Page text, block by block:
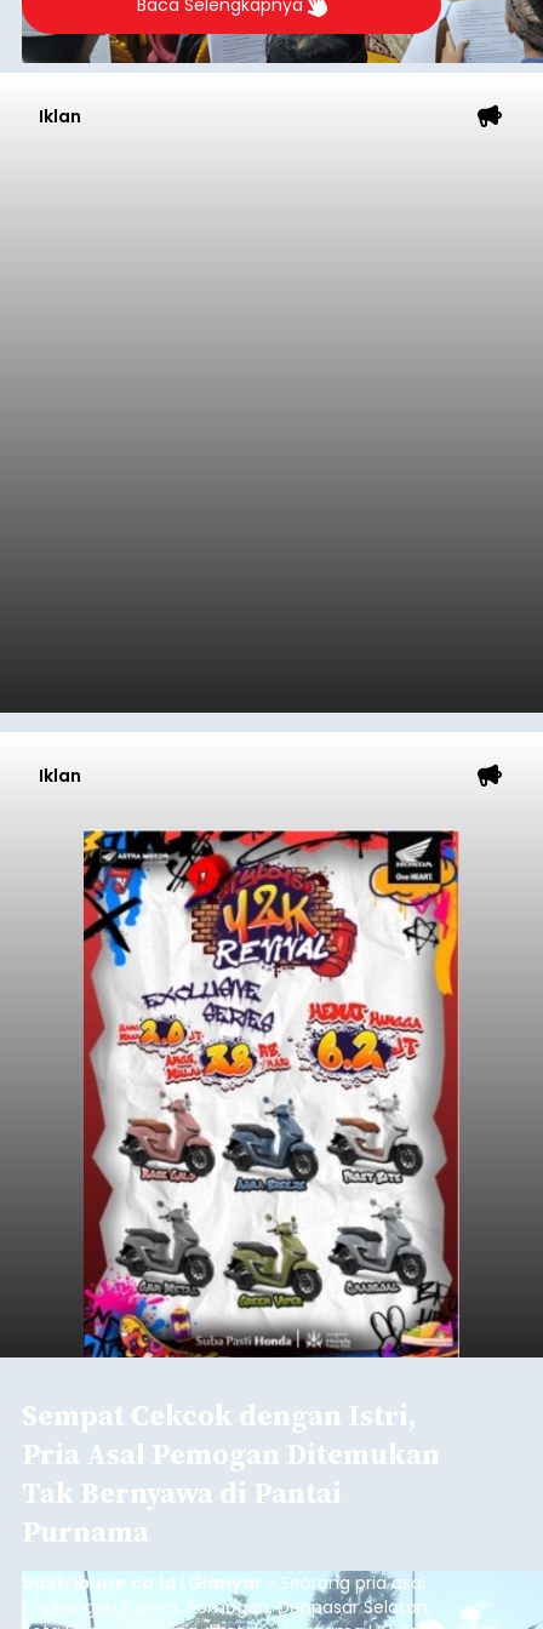
Iklan
Iklan
Sempat Cekcok dengan Istri,
Pria Asal Pemogan Ditemukan
Tak Bernyawa di Pantai
Purnama
balitribune.co.id I Gianyar - Seorang pria asal
Lingkungan Dalem, Pemogan, Denpasar Selatan,